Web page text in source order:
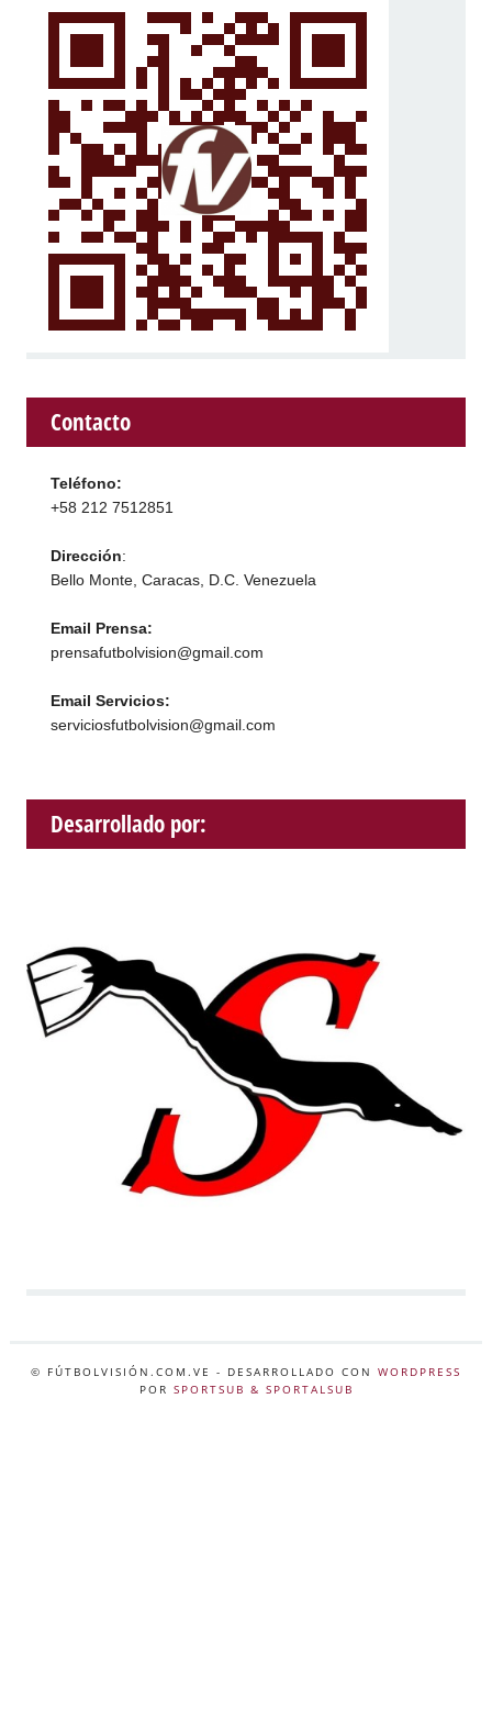
Contacto
Teléfono:
+58 212 7512851
Dirección:
Bello Monte, Caracas, D.C. Venezuela
Email Prensa:
prensafutbolvision@gmail.com
Email Servicios:
serviciosfutbolvision@gmail.com
Desarrollado por:
© FÚTBOLVISIÓN.COM.VE - DESARROLLADO CON WORDPRESS
POR SPORTSUB & SPORTALSUB